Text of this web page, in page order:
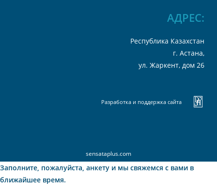
АДРЕС:
Республика Казахстан
г. Астана,
ул. Жаркент, дом 26
Разработка и поддержка сайта
sensataplus.com
Заполните, пожалуйста, анкету и мы свяжемся с вами в
ближайшее время.